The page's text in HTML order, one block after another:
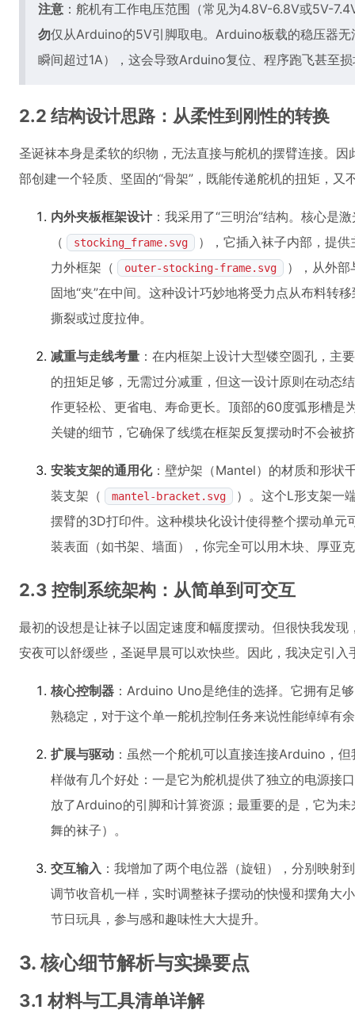
注意 ：舵机有工作电压范围（常见为4.8V-6.8V或5V-
勿仅从Arduino的5V引脚取电。Arduino板载的稳压器
瞬间超过1A），这会导致Arduino复位、程序跑飞甚至
2.2 结构设计思路：从柔性到刚性的转换
圣诞袜本身是柔软的织物，无法直接与舵机的摆臂连接。
部创建一个轻质、坚固的“骨架”，既能传递舵机的扭矩，又
内外夹板框架设计：我采用了“三明治”结构。核心是
（
stocking_frame.svg
），它插入袜子内部，提
力外框架（
outer-stocking-frame.svg
），从外
固地“夹”在中间。这种设计巧妙地将受力点从布料转
撕裂或过度拉伸。
减重与走线考量 ：在内框架上设计大型镂空圆孔，主
的扭矩足够，无需过分减重，但这一设计原则在动态
作更轻松、更省电、寿命更长。顶部的60度弧形槽是
关键的细节，它确保了线缆在框架反复摆动时不会被
安装支架的通用化：壁炉架（Mantel）的材质和形状
装支架（
mantel-bracket.svg
）。这个L形支架一
摆臂的3D打印件。这种模块化设计使得整个摆动单元
装表面（如书架、墙面），你完全可以用木块、厚亚
2.3 控制系统架构：从简单到可交互
最初的设想是让袜子以固定速度和幅度摆动。但很快我发
安夜可以舒缓些，圣诞早晨可以欢快些。因此，我决定引入
核心控制器 ：Arduino Uno是绝佳的选择。它拥有足
熟稳定，对于这个单一舵机控制任务来说性能绰绰有
扩展与驱动 ：虽然一个舵机可以直接连接Arduino，
样做有几个好处：一是它为舵机提供了独立的电源接
放了Arduino的引脚和计算资源；最重要的是，它为
舞的袜子）。
交互输入 ：我增加了两个电位器（旋钮），分别映射
调节收音机一样，实时调整袜子摆动的快慢和摆角大
节日玩具，参与感和趣味性大大提升。
3. 核心细节解析与实操要点
3.1 材料与工具清单详解